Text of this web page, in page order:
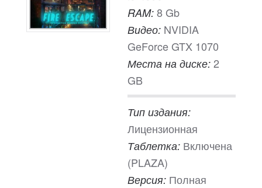
RAM: 8 Gb
Видео: NVIDIA
GeForce GTX 1070
Места на диске: 2
GB
Тип издания:
Лицензионная
Таблетка: Включена
(PLAZA)
Версия: Полная